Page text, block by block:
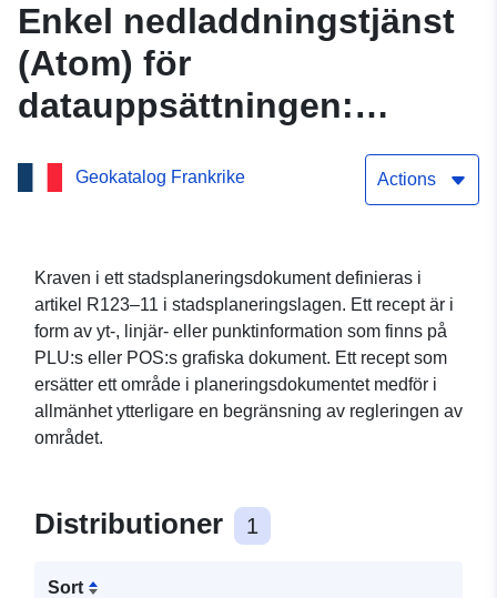
Enkel nedladdningstjänst
(Atom) för
datauppsättningen:
planeringsdokument i
nedladdningstjänst (Atom)
för datauppsättningen:
Ytförskrivning av ett
planeringsdokument i
Haut-Rhin Enkel
för datauppsättningen:
Ytförskrivning av ett
Geokatalog Frankrike Actions
Kraven i ett stadsplaneringsdokument definieras i
artikel R123–11 i stadsplaneringslagen. Ett recept är i
form av yt-, linjär- eller punktinformation som finns på
PLU:s eller POS:s grafiska dokument. Ett recept som
ersätter ett område i planeringsdokumentet medför i
allmänhet ytterligare en begränsning av regleringen av
området.
Distributioner 1
Sort